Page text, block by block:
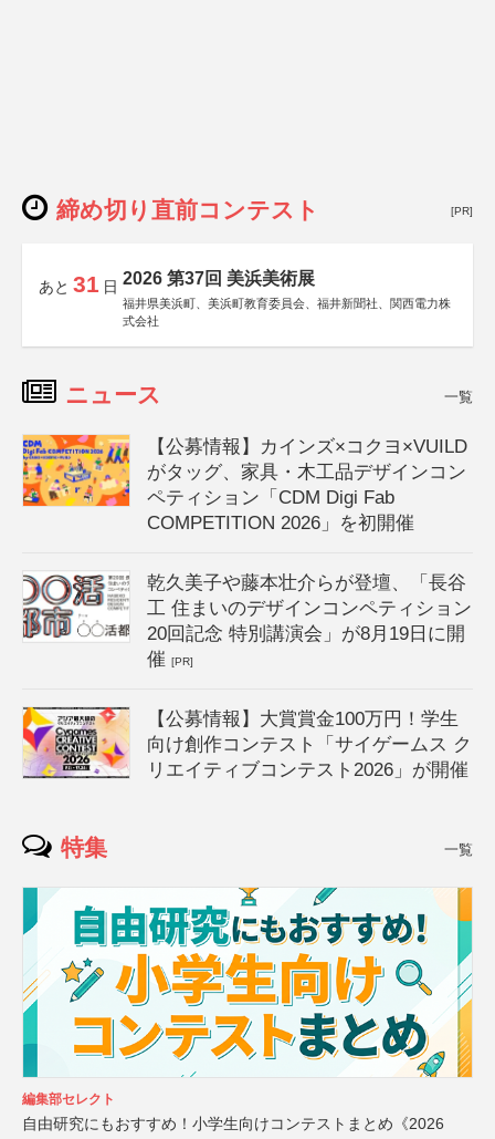
締め切り直前コンテスト [PR]
あと 31 日 2026 第37回 美浜美術展
福井県美浜町、美浜町教育委員会、福井新聞社、関西電力株
式会社
ニュース 一覧
【公募情報】カインズ×コクヨ×VUILD
がタッグ、家具・木工品デザインコン
ペティション「CDM Digi Fab
COMPETITION 2026」を初開催
乾久美子や藤本壮介らが登壇、「長谷
工 住まいのデザインコンペティション
20回記念 特別講演会」が8月19日に開
催[PR]
【公募情報】大賞賞金100万円！学生
向け創作コンテスト「サイゲームス ク
リエイティブコンテスト2026」が開催
特集 一覧
編集部セレクト
自由研究にもおすすめ！小学生向けコンテストまとめ《2026